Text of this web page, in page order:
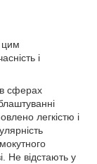
цим
і
сферах
легкістю і
Не відстають у